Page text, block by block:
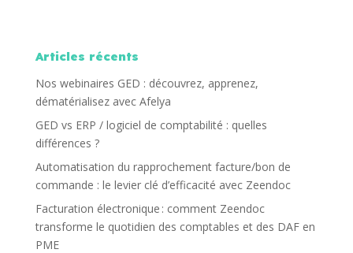
Articles récents
Nos webinaires GED : découvrez, apprenez,
dématérialisez avec Afelya
GED vs ERP / logiciel de comptabilité : quelles
différences ?
Automatisation du rapprochement facture/bon de
commande : le levier clé d’efficacité avec Zeendoc
Facturation électronique : comment Zeendoc
transforme le quotidien des comptables et des DAF en
PME